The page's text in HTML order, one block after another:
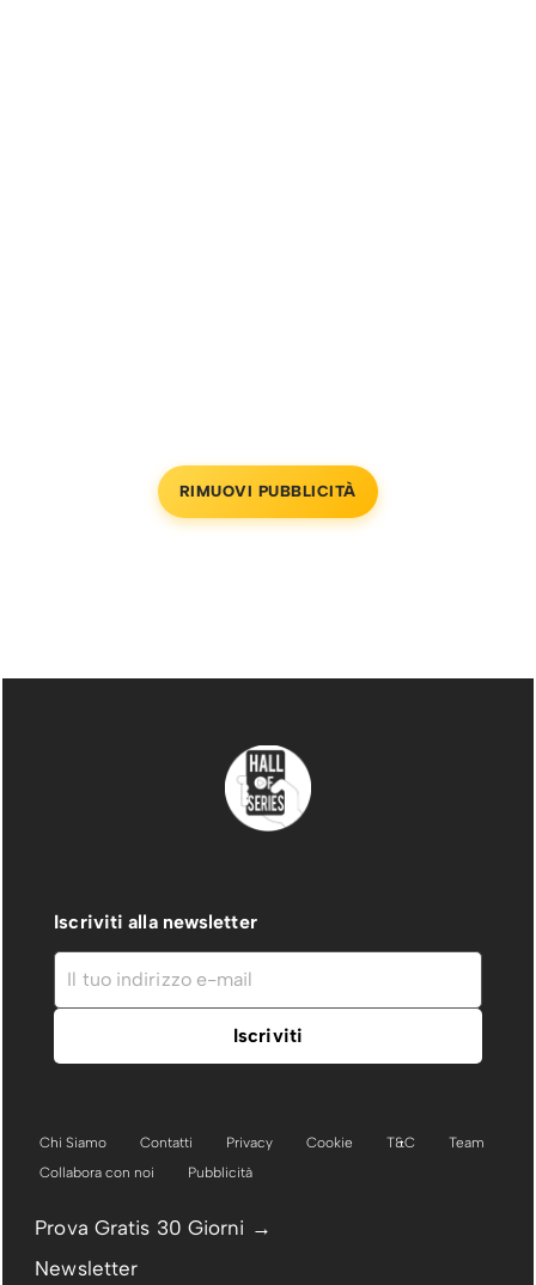
RIMUOVI PUBBLICITÀ
Iscriviti alla newsletter
Chi Siamo Contatti Privacy Cookie T&C
Team
Collabora con noi
Pubblicità
Prova Gratis 30 Giorni →
Newsletter